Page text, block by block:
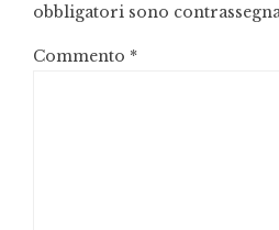
obbligatori sono
Commento *